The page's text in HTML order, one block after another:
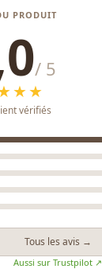
PRODUIT
/ 5
vérifiés
Tous les avis →
Aussi sur Trustpilot ↗